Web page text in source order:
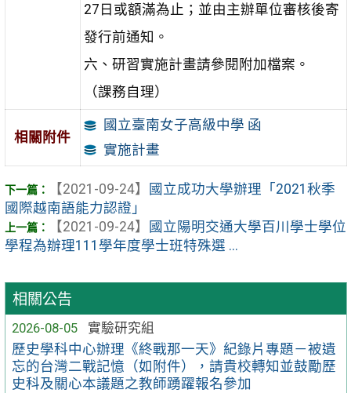
相關公告
2026-08-05
實驗研究組
歷史學科中心辦理《終戰那一天》紀錄片專題－被遺
忘的台灣二戰記憶（如附件），請貴校轉知並鼓勵歷
史科及關心本議題之教師踴躍報名參加
27日或額滿為止；並由主辦單位審核後寄
發行前通知。
六、研習實施計畫請參閱附加檔案。
（課務自理）
相關附件
國立臺南女子高級中學 函
實施計畫
【2021-09-24】
國立成功大學辦理「2021秋季
國際越南語能力認證」
【2021-09-24】
國立陽明交通大學百川學士學位
學程為辦理111學年度學士班特殊選 ...